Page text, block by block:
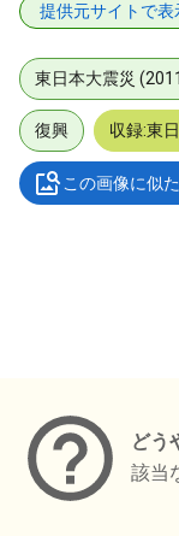
提供元サイトで表
東日本大震災
復興 収録:東
この画像に似
どう
該当